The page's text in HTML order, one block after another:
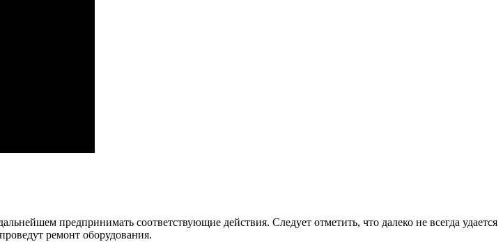
предпринимать соответствующие действия. Следует отметить, что далеко не всегда удается
ремонт оборудования.